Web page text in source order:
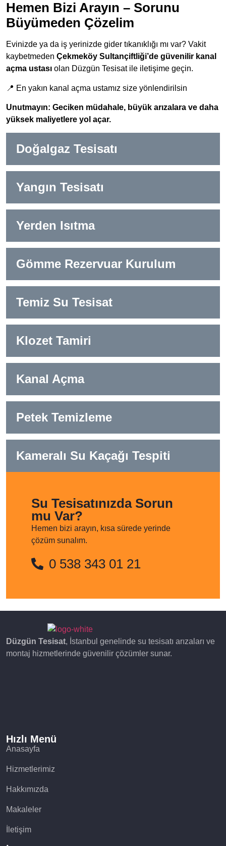
Doğalgaz Tesisatı
Yangın Tesisatı
Yerden Isıtma
Gömme Rezervuar Kurulum
Temiz Su Tesisat
Klozet Tamiri
Kanal Açma
Petek Temizleme
Kameralı Su Kaçağı Tespiti
Su Tesisatınızda Sorun
mu Var?
Hemen bizi arayın, kısa sürede yerinde
çözüm sunalım.
0 538 343 01 21
Hemen Bizi Arayın – Sorunu
Büyümeden Çözelim
Evinizde ya da iş yerinizde gider tıkanıklığı mı var? Vakit
kaybetmeden Çekmeköy Sultançiftliği’de güvenilir kanal
açma ustası olan Düzgün Tesisat ile iletişime geçin.
📍 En yakın kanal açma ustamız size yönlendirilsin
Unutmayın: Geciken müdahale, büyük arızalara ve daha
yüksek maliyetlere yol açar.
Düzgün Tesisat, İstanbul genelinde su tesisatı arızaları ve
montaj hizmetlerinde güvenilir çözümler sunar.
Hızlı Menü
Anasayfa
Hizmetlerimiz
Hakkımızda
Makaleler
İletişim